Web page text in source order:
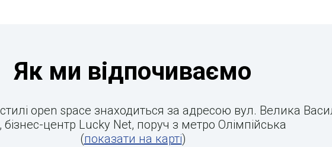
Як ми відпочиваємо
open space знаходиться за адресою вул. Велика
бізнес-центр Lucky Net, поруч з метро Олімпійська
(показати на карті)